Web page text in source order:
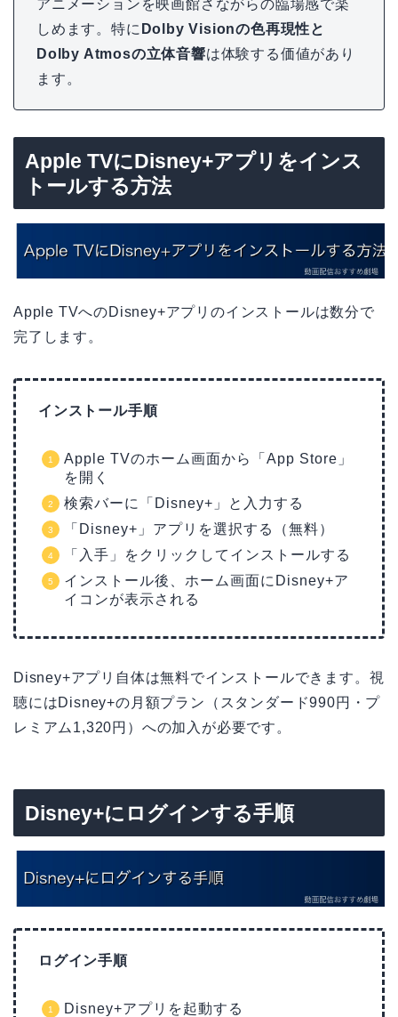
アニメーションを映画館さながらの臨場感で楽
しめます。特に Dolby Visionの色再現性と
Dolby Atmosの立体音響は体験する価値があり
ます。
Apple TVにDisney+アプリをインス
トールする方法
Apple TVへのDisney+アプリのインストールは数分で
完了します。
インストール手順
Apple TVのホーム画面から「App Store」
を開く
検索バーに「Disney+」と入力する
「Disney+」アプリを選択する（無料）
「入手」をクリックしてインストールする
インストール後、ホーム画面にDisney+ア
イコンが表示される
Disney+アプリ自体は無料でインストールできます。視
聴にはDisney+の月額プラン（スタンダード990円・プ
レミアム1,320円）への加入が必要です。
Disney+にログインする手順
ログイン手順
Disney+アプリを起動する